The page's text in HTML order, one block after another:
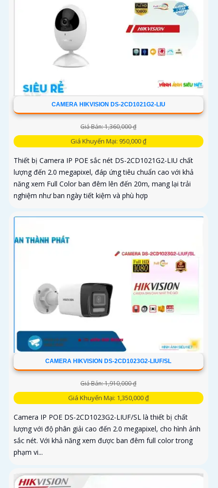
CAMERA HIKVISION DS-2CD1021G2-LIU
Giá Bán: 1,360,000 ₫
Giá Khuyến Mại: 950,000 ₫
Thiết bị Camera IP POE sắc nét DS-2CD1021G2-LIU chất
lượng đến 2.0 megapixel, đáp ứng tiêu chuẩn cao với khả
năng xem Full Color ban đêm lên đến 20m, mang lại trải
nghiệm như ban ngày tiết kiệm và phù hợp
CAMERA HIKVISION DS-2CD1023G2-LIUF/SL
Giá Bán: 1,910,000 ₫
Giá Khuyến Mại: 1,350,000 ₫
Camera IP POE DS-2CD1023G2-LIUF/SL là thiết bị chất
lượng với độ phân giải cao đến 2.0 megapixel, cho hình ảnh
sắc nét. Với khả năng xem được ban đêm full color trong
phạm vi...